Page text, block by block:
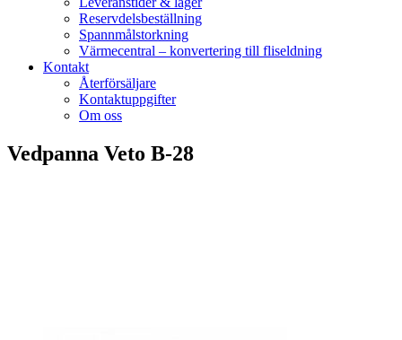
Reservdelsbeställning
Spannmålstorkning
Värmecentral – konvertering till fliseldning
Kontakt
Återförsäljare
Kontaktuppgifter
Om oss
Vedpanna Veto B-28